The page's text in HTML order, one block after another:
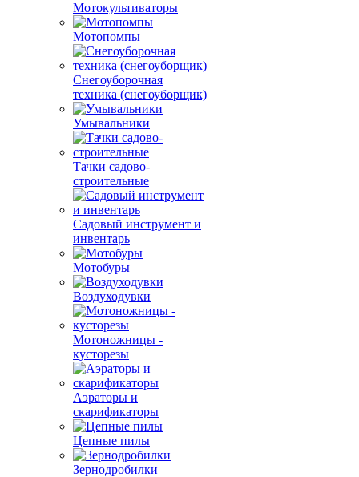
Мотокультиваторы
Мотопомпы
Снегоуборочная
техника (снегоуборщик)
Умывальники
Тачки садово-
строительные
Садовый инструмент и
инвентарь
Мотобуры
Воздуходувки
Мотоножницы -
кусторезы
Аэраторы и
скарификаторы
Цепные пилы
Зернодробилки